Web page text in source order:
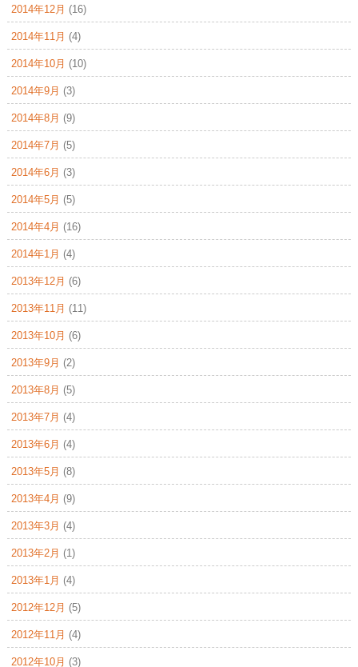
2014年12月 (16)
2014年11月 (4)
2014年10月 (10)
2014年9月 (3)
2014年8月 (9)
2014年7月 (5)
2014年6月 (3)
2014年5月 (5)
2014年4月 (16)
2014年1月 (4)
2013年12月 (6)
2013年11月 (11)
2013年10月 (6)
2013年9月 (2)
2013年8月 (5)
2013年7月 (4)
2013年6月 (4)
2013年5月 (8)
2013年4月 (9)
2013年3月 (4)
2013年2月 (1)
2013年1月 (4)
2012年12月 (5)
2012年11月 (4)
2012年10月 (3)